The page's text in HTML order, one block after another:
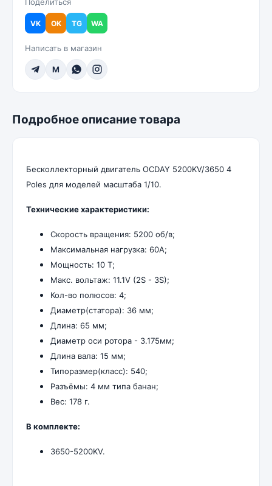
VK OK TG WA
Написать в магазин
M
Подробное описание товара
Бесколлекторный двигатель OCDAY 5200KV/3650 4
Poles для моделей масштаба 1/10.
Технические характеристики:
Скорость вращения: 5200 об/в;
Максимальная нагрузка: 60А;
Мощность: 10 Т;
Макс. вольтаж: 11.1V (2S - 3S);
Кол-во полюсов: 4;
Диаметр(статора): 36 мм;
Длина: 65 мм;
Диаметр оси ротора - 3.175мм;
Длина вала: 15 мм;
Типоразмер(класс): 540;
Разъёмы: 4 мм типа банан;
Вес: 178 г.
В комплекте:
3650-5200KV.